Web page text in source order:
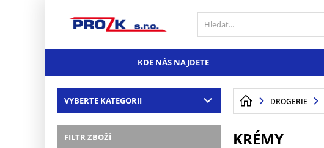
KDE NÁS NAJDETE
VYBERTE KATEGORII
FILTR ZBOŽÍ
DROGERIE
KRÉMY